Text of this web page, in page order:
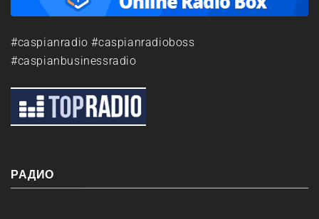
#caspianradio #caspianradioboss
#caspianbusinessradio
РАДИО